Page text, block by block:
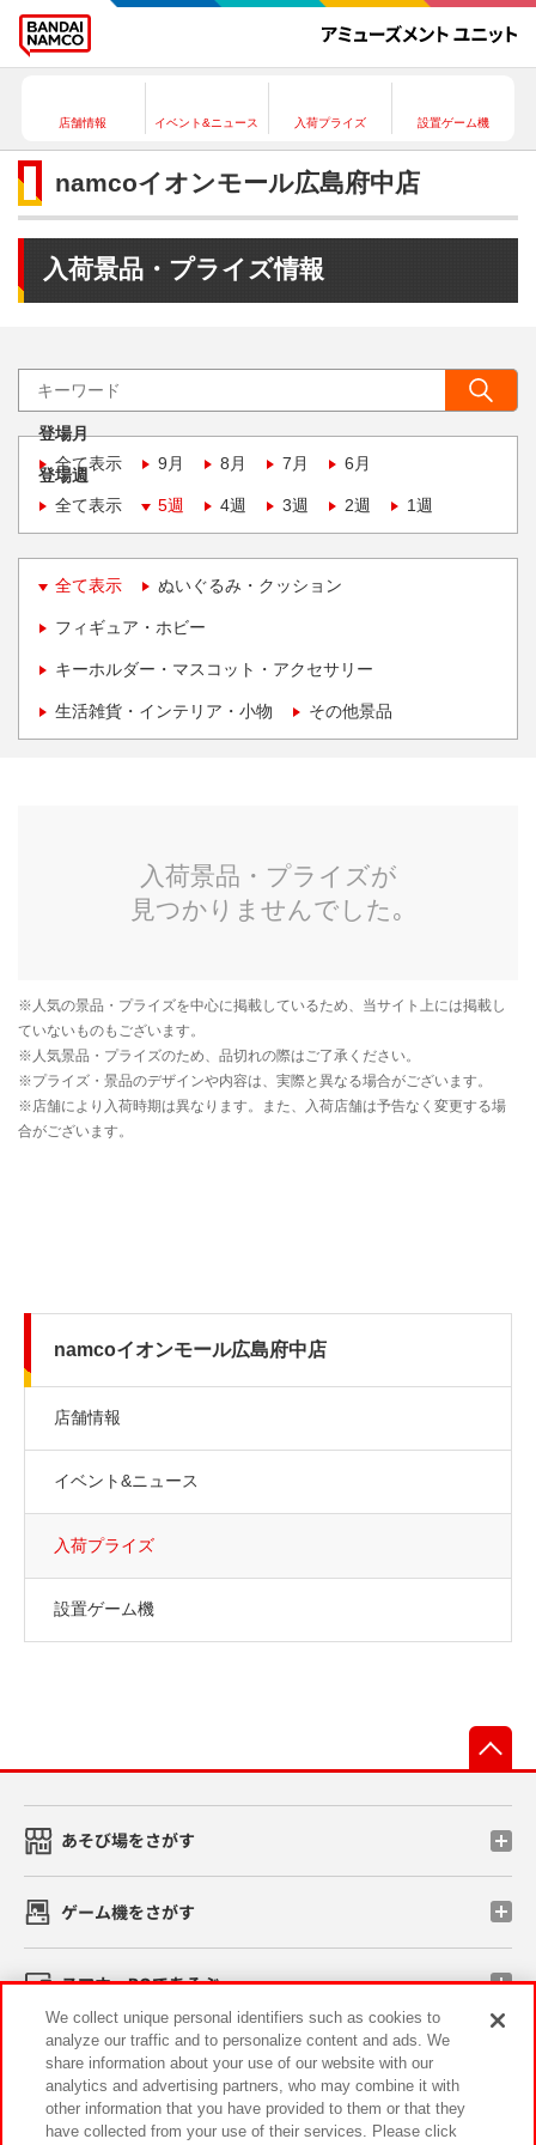
店舗情報 イベント&ニュース 入荷プライズ 設置ゲーム機
namcoイオンモール広島府中店
入荷景品・プライズ情報
登場月
全て表示
9月 8月 7月 6月
登場週
全て表示
5週 4週 3週 2週 1週
全て表示 ぬいぐるみ・クッション
フィギュア・ホビー
キーホルダー・マスコット・アクセサリー
生活雑貨・インテリア・小物 その他景品
namcoイオンモール広島府中店
店舗情報
イベント&ニュース
入荷プライズ
設置ゲーム機
あそび場をさがす
ゲーム機をさがす
スマホ・PCであそぶ
イベント・キャンペーン
We collect unique personal identifiers such as cookies to
analyze our traffic and to personalize content and ads. We
share information about your use of our website with our
analytics and advertising partners, who may combine it with
other information that you have provided to them or that they
have collected from your use of their services. Please click